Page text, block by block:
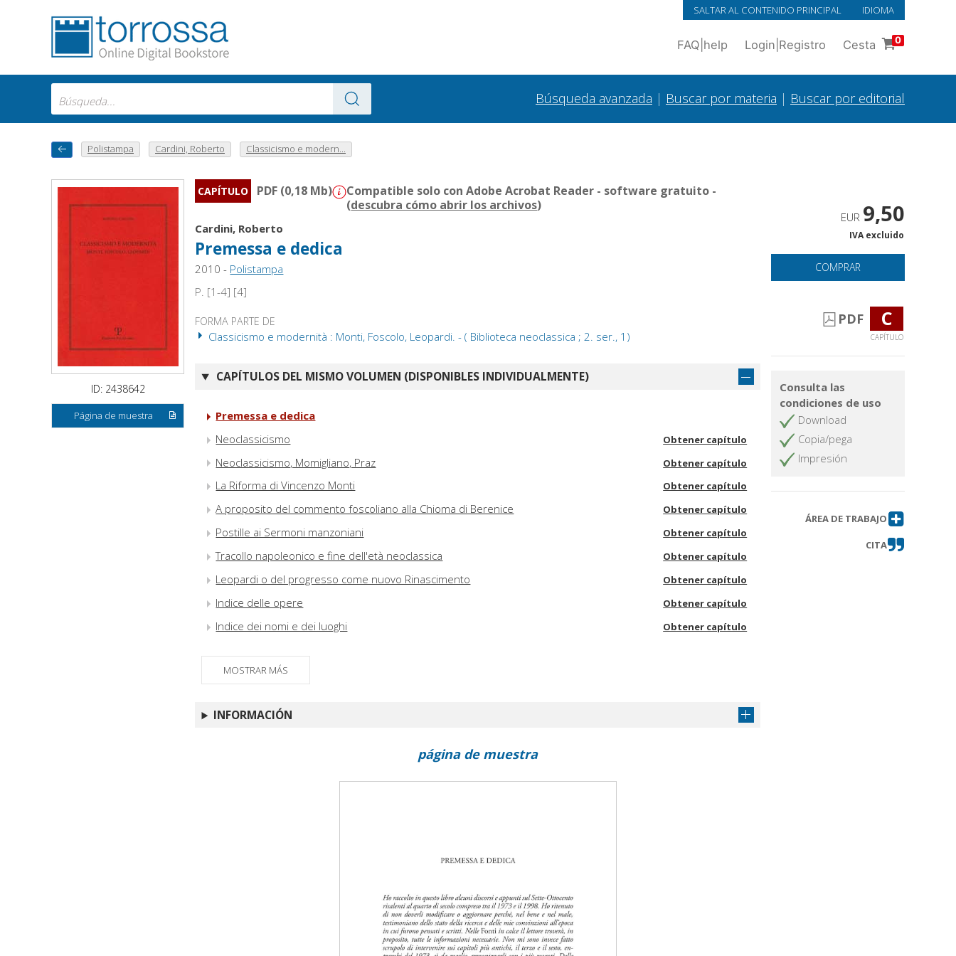
SALTAR AL CONTENIDO PRINCIPAL IDIOMA
FAQ help Login Registro Cesta 0
Búsqueda avanzada | Buscar por materia | Buscar por editorial
Polistampa Cardini, Roberto Classicismo e modern...
ID: 2438642
Página de muestra
CAPÍTULO PDF (0,18 Mb)
Compatible solo con Adobe Acrobat Reader - software gratuito -
(descubra cómo abrir los archivos)
Cardini, Roberto
Premessa e dedica
2010 - Polistampa
P. [1-4] [4]
FORMA PARTE DE
Classicismo e modernità : Monti, Foscolo, Leopardi. - ( Biblioteca neoclassica ; 2. ser., 1)
CAPÍTULOS DEL MISMO VOLUMEN (DISPONIBLES INDIVIDUALMENTE)
Premessa e dedica
Neoclassicismo
Obtener capítulo
Neoclassicismo, Momigliano, Praz Obtener capítulo
La Riforma di Vincenzo Monti Obtener capítulo
A proposito del commento foscoliano alla Chioma di Berenice Obtener capítulo
Postille ai Sermoni manzoniani Obtener capítulo
Tracollo napoleonico e fine dell'età neoclassica Obtener capítulo
Leopardi o del progresso come nuovo Rinascimento Obtener capítulo
Indice delle opere Obtener capítulo
Indice dei nomi e dei luoghi Obtener capítulo
MOSTRAR MÁS
INFORMACIÓN
EUR 9,50
IVA excluido
COMPRAR
PDF C
CAPÍTULO
Consulta las
condiciones de uso
Download
Copia/pega
Impresión
ÁREA DE TRABAJO
CITA
página de muestra